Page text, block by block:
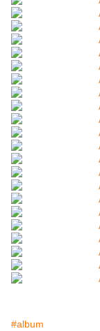
#album